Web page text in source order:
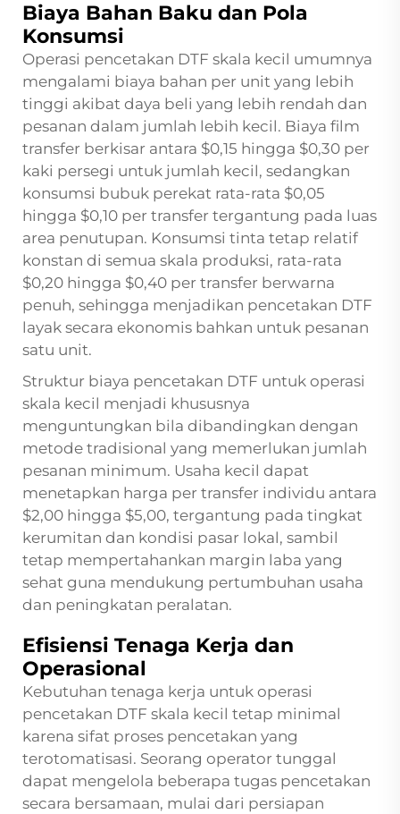
Biaya Bahan Baku dan Pola
Konsumsi
Operasi pencetakan DTF skala kecil umumnya
mengalami biaya bahan per unit yang lebih
tinggi akibat daya beli yang lebih rendah dan
pesanan dalam jumlah lebih kecil. Biaya film
transfer berkisar antara $0,15 hingga $0,30 per
kaki persegi untuk jumlah kecil, sedangkan
konsumsi bubuk perekat rata-rata $0,05
hingga $0,10 per transfer tergantung pada luas
area penutupan. Konsumsi tinta tetap relatif
konstan di semua skala produksi, rata-rata
$0,20 hingga $0,40 per transfer berwarna
penuh, sehingga menjadikan pencetakan DTF
layak secara ekonomis bahkan untuk pesanan
satu unit.
Struktur biaya pencetakan DTF untuk operasi
skala kecil menjadi khususnya
menguntungkan bila dibandingkan dengan
metode tradisional yang memerlukan jumlah
pesanan minimum. Usaha kecil dapat
menetapkan harga per transfer individu antara
$2,00 hingga $5,00, tergantung pada tingkat
kerumitan dan kondisi pasar lokal, sambil
tetap mempertahankan margin laba yang
sehat guna mendukung pertumbuhan usaha
dan peningkatan peralatan.
Efisiensi Tenaga Kerja dan
Operasional
Kebutuhan tenaga kerja untuk operasi
pencetakan DTF skala kecil tetap minimal
karena sifat proses pencetakan yang
terotomatisasi. Seorang operator tunggal
dapat mengelola beberapa tugas pencetakan
secara bersamaan, mulai dari persiapan